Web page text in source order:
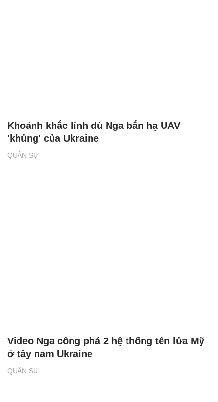
QUÂN SỰ
Khoảnh khắc lính dù Nga bắn hạ UAV
'khủng' của Ukraine
QUÂN SỰ
Video Nga công phá 2 hệ thống tên lửa Mỹ
ở tây nam Ukraine